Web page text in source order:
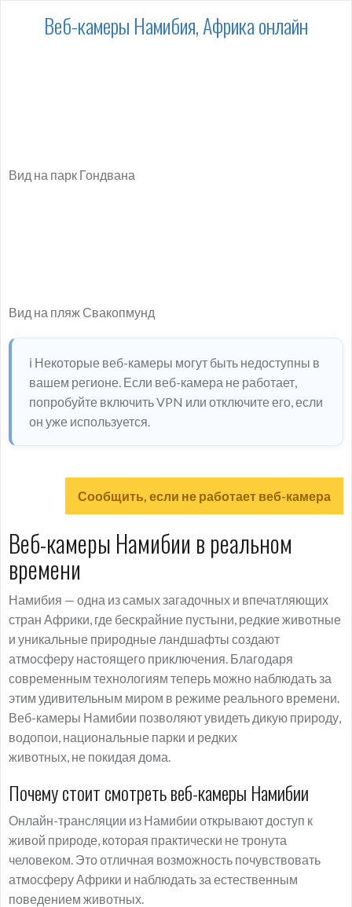
Веб-камеры Намибия, Африка онлайн
Вид на парк Гондвана
Вид на пляж Свакопмунд
ℹ️ Некоторые веб-камеры могут быть недоступны в
вашем регионе. Если веб-камера не работает,
попробуйте включить VPN или отключите его, если
он уже используется.
Сообщить, если не работает веб-камера
Веб-камеры Намибии в реальном
времени
Намибия — одна из самых загадочных и впечатляющих
стран Африки, где бескрайние пустыни, редкие животные
и уникальные природные ландшафты создают
атмосферу настоящего приключения. Благодаря
современным технологиям теперь можно наблюдать за
этим удивительным миром в режиме реального времени.
Веб-камеры Намибии позволяют увидеть дикую природу,
водопои, национальные парки и редких
животных, не покидая дома.
Почему стоит смотреть веб-камеры Намибии
Онлайн-трансляции из Намибии открывают доступ к
живой природе, которая практически не тронута
человеком. Это отличная возможность почувствовать
атмосферу Африки и наблюдать за естественным
поведением животных.